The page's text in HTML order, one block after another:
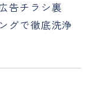
告チラシ裏
グで徹底洗浄